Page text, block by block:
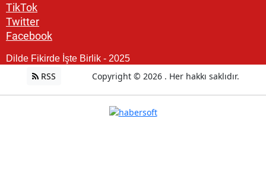
TikTok
Twitter
Facebook
Dilde Fikirde İşte Birlik - 2025
RSS Copyright © 2026 . Her hakkı saklıdır.